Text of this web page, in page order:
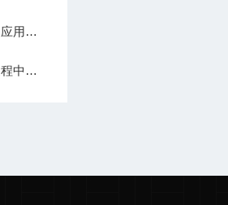
领域
技术